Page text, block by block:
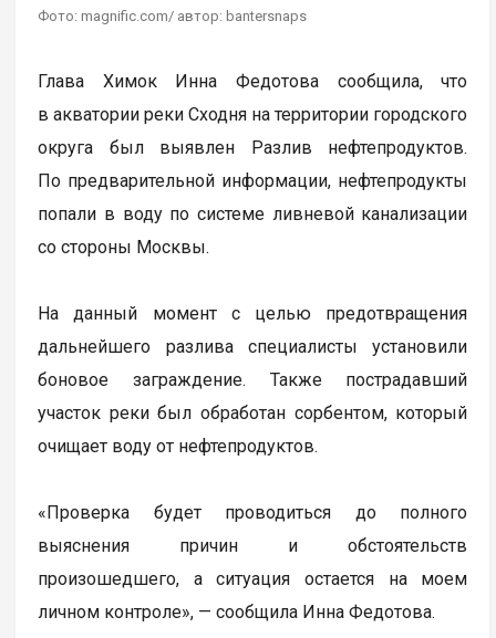
Фото: magnific.com/ автор: bantersnaps
Глава Химок Инна Федотова сообщила, что
в акватории реки Сходня на территории городского
округа был выявлен Разлив нефтепродуктов.
По предварительной информации, нефтепродукты
попали в воду по системе ливневой канализации
со стороны Москвы.
На данный момент с целью предотвращения
дальнейшего разлива специалисты установили
боновое заграждение. Также пострадавший
участок реки был обработан сорбентом, который
очищает воду от нефтепродуктов.
«Проверка будет проводиться до полного
выяснения причин и обстоятельств
произошедшего, а ситуация остается на моем
личном контроле», — сообщила Инна Федотова.